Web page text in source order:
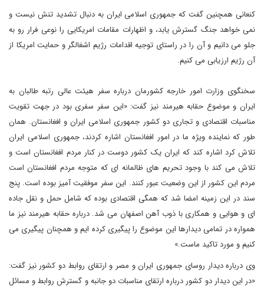
کنعانی همچنین گفت که جمهوری اسلامی ایران به دنبال تشدید تنش نیست و
نمی خواهد جنگ گسترش یابد، و اظهارات مقامات امریکایی را نوعی فرار رو به
جلو می دانیم و آن را در راستای توجیه اقدامات رژیم اشغالگر و حمایت امریکا از
آن رژیم ارزیابی می کنیم.
سخنگوی وزارت امور خارجه کشورمان درباره سفر هیئت عالی رتبه طالبان به
ایران و موضوع حقابه هیرمند نیز گفت: «این سفر سفری بود در جهت تقویت
مناسبات اقتصادی و تجاری دو کشور جمهوری اسلامی ایران و افغانستان. همان
طور که نماینده ویژه ما در امور افغانستان اشاره کردند، جمهوری اسلامی ایران
تلاش کرد اشاره کند که ایران یک کشور دوست در کنار مردم افغانستان است و
تلاش می کند با وجود تحریم های ظالمانه ای که متوجه مردم افغانستان است
مردم این کشور از این وضعیت عبور کنند. این سفر موفقیت آمیز بوده است. پنج
سند در این زمینه امضا شد که همگی اقتصادی بوده که شامل حمل و نقل جاده
ای و هوایی و همکاری با ذوب آهن اصفهان می شد. درباره حقابه هیرمند نیز ما
همواره در تمامی دیدارها این موضوع را پیگیری کرده ایم و همچنان پیگیری می
کنیم و مورد تاکید ماست.»
وی درباره دیدار روسای جمهوری ایران و مصر و ارتقای روابط دو کشور نیز گفت:
«در این دیدار دو کشور درباره ارتقای مناسبات دو جانبه و گسترش روابط و مسائل